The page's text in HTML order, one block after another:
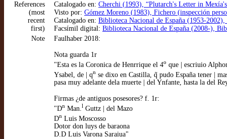
References
(most
recent
first)
Catalogado en: Cherchi (1993), “Plutarch's Letter in
Visto por: Gómez Moreno (1983), Fichero (inspección
Catalogado en: Biblioteca Nacional de España (1953-
Facsímil digital: Biblioteca Nacional de España (2008-),
Note
Faulhaber 2018:
Nota guarda 1r
"Esta es la Coronica de Henrrique el 4o que | escriuio
Ysabel, de | qn se dixo en Castilla, q̃ pudo España tener |
pasa muy adelante dela muerte | del Ynfante, hasta la del
Firmas ¿de antiguos posesores? f. 1r:
"Dn Man. l Guttz | del Mazo
Dn Luis Moscosso
Dotor don luys de baraona
D.D Luis Varona Saraiua"